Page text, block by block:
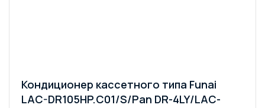
Кондиционер кассетного типа Funai
LAC-DR105HP.C01/S/Pan DR-4LY/LAC-